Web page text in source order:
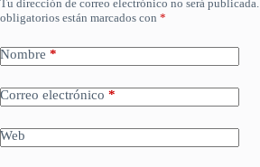
Tu dirección de correo electrónico no será publicada.
obligatorios están marcados con *
Nombre *
Correo electrónico *
Web